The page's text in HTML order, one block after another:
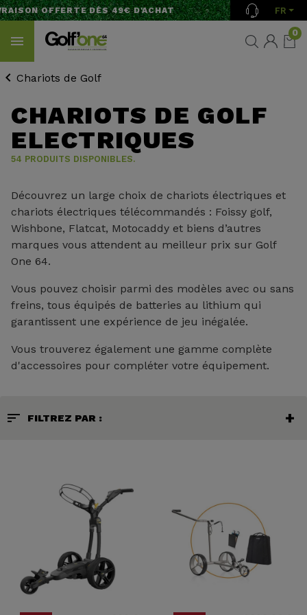
OFFERTE DÈS 49€ D'ACHAT FR
0
Chariots de Golf
CHARIOTS DE GOLF
ELECTRIQUES
54 PRODUITS DISPONIBLES.
Découvrez un large choix de chariots électriques et
chariots électriques télécommandés : Foissy golf,
Wishbone, Flatcat, Motocaddy et biens d’autres
marques vous attendent au meilleur prix sur Golf
One 64.
Vous pouvez choisir parmi des modèles avec ou sans
freins, tous équipés de batteries au lithium qui
garantissent une expérience de jeu inégalée.
Vous trouverez également une gamme complète
d'accessoires pour compléter votre équipement.
sort FILTREZ PAR :